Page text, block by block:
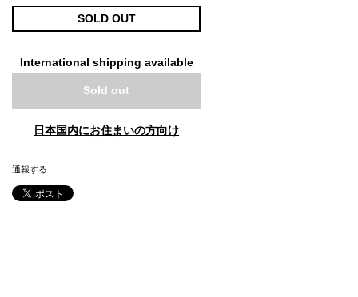
SOLD OUT
International shipping available
Sold out
日本国内にお住まいの方向け
通報する